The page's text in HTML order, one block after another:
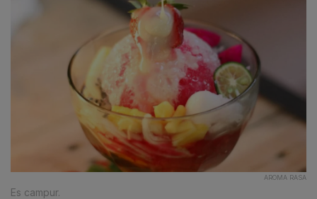
AROMA RASA
Es campur.